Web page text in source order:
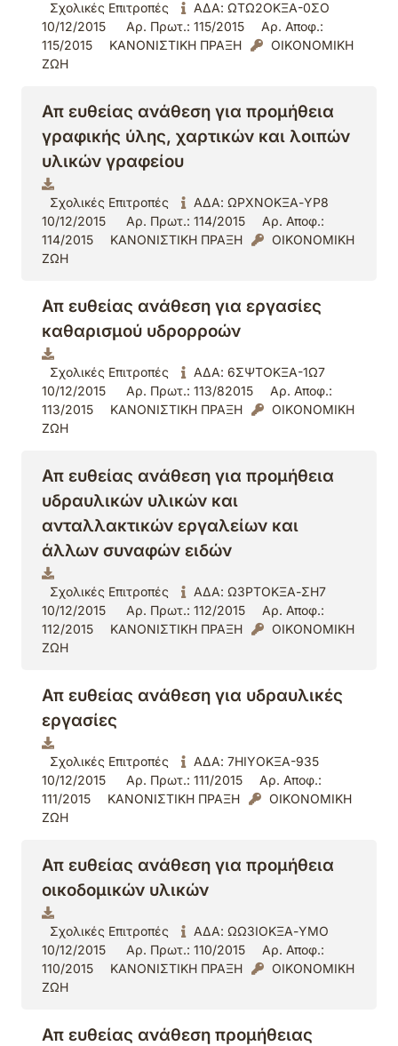
Σχολικές Επιτροπές
ΑΔΑ: ΩΤΩ2ΟΚΞΑ-0ΣΟ
10/12/2015
Αρ. Πρωτ.: 115/2015
Αρ. Αποφ.:
115/2015
ΚΑΝΟΝΙΣΤΙΚΗ ΠΡΑΞΗ
ΟΙΚΟΝΟΜΙΚΗ
ΖΩΗ
Απ ευθείας ανάθεση για προμήθεια
γραφικής ύλης, χαρτικών και λοιπών
υλικών γραφείου
Σχολικές Επιτροπές
ΑΔΑ: ΩΡΧΝΟΚΞΑ-ΥΡ8
10/12/2015
Αρ. Πρωτ.: 114/2015
Αρ. Αποφ.:
114/2015
ΚΑΝΟΝΙΣΤΙΚΗ ΠΡΑΞΗ
ΟΙΚΟΝΟΜΙΚΗ
ΖΩΗ
Απ ευθείας ανάθεση για εργασίες
καθαρισμού υδρορροών
Σχολικές Επιτροπές
ΑΔΑ: 6ΣΨΤΟΚΞΑ-1Ω7
10/12/2015
Αρ. Πρωτ.: 113/82015
Αρ. Αποφ.:
113/2015
ΚΑΝΟΝΙΣΤΙΚΗ ΠΡΑΞΗ
ΟΙΚΟΝΟΜΙΚΗ
ΖΩΗ
Απ ευθείας ανάθεση για προμήθεια
υδραυλικών υλικών και
ανταλλακτικών εργαλείων και
άλλων συναφών ειδών
Σχολικές Επιτροπές
ΑΔΑ: Ω3ΡΤΟΚΞΑ-ΣΗ7
10/12/2015
Αρ. Πρωτ.: 112/2015
Αρ. Αποφ.:
112/2015
ΚΑΝΟΝΙΣΤΙΚΗ ΠΡΑΞΗ
ΟΙΚΟΝΟΜΙΚΗ
ΖΩΗ
Απ ευθείας ανάθεση για υδραυλικές
εργασίες
Σχολικές Επιτροπές
ΑΔΑ: 7ΗΙΥΟΚΞΑ-935
10/12/2015
Αρ. Πρωτ.: 111/2015
Αρ. Αποφ.:
111/2015
ΚΑΝΟΝΙΣΤΙΚΗ ΠΡΑΞΗ
ΟΙΚΟΝΟΜΙΚΗ
ΖΩΗ
Απ ευθείας ανάθεση για προμήθεια
οικοδομικών υλικών
Σχολικές Επιτροπές
ΑΔΑ: ΩΩ3ΙΟΚΞΑ-ΥΜΟ
10/12/2015
Αρ. Πρωτ.: 110/2015
Αρ. Αποφ.:
110/2015
ΚΑΝΟΝΙΣΤΙΚΗ ΠΡΑΞΗ
ΟΙΚΟΝΟΜΙΚΗ
ΖΩΗ
Απ ευθείας ανάθεση προμήθειας